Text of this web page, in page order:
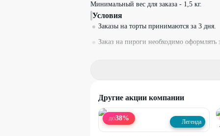
Минимальный вес для заказа - 1,5 кг.
Условия
Заказы на торты принимаются за 3 дня.
Заказ на пироги необходимо оформлять
Доставка осуществляется до 16:00.
- при заказе от 2000₽ и выше (с учетом
- при заказе менее 2000₽ - стоимость
Условия доставки в отдаленные
уточняйте по телефонам, указанным в
Другие акции компании
ДО38% Легенда